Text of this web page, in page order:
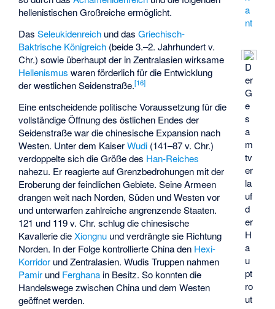
a
nt
D
er
G
e
s
a
m
tv
er
la
uf
d
er
H
a
u
pt
ro
ut
hellenistischen Großreiche ermöglicht.
DasSeleukidenreich und dasGriechisch-
Baktrische Königreich (beide 3.–2. Jahrhundert v.
Chr.) sowie überhaupt der in Zentralasien wirksame
Hellenismus waren förderlich für die Entwicklung
der westlichen Seidenstraße.[16]
Eine entscheidende politische Voraussetzung für die
vollständige Öffnung des östlichen Endes der
Seidenstraße war die chinesische Expansion nach
Westen. Unter dem KaiserWudi (141–87 v. Chr.)
verdoppelte sich die Größe des Han-Reiches
nahezu. Er reagierte auf Grenzbedrohungen mit der
Eroberung der feindlichen Gebiete. Seine Armeen
drangen weit nach Norden, Süden und Westen vor
und unterwarfen zahlreiche angrenzende Staaten.
121 und 119 v. Chr. schlug die chinesische
Kavallerie dieXiongnu und verdrängte sie Richtung
Norden. In der Folge kontrollierte China den Hexi-
Korridor und Zentralasien. Wudis Truppen nahmen
Pamir und Ferghana in Besitz. So konnten die
Handelswege zwischen China und dem Westen
geöffnet werden.